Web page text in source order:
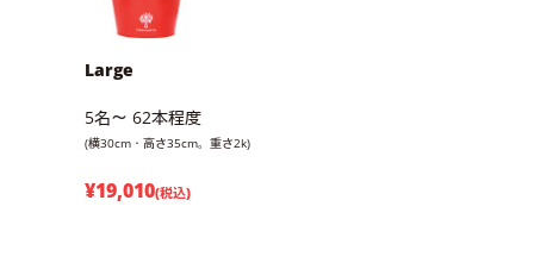
Large
5名～ 62本程度
(横30cm・高さ35cm。重さ2k)
¥19,010(税込)